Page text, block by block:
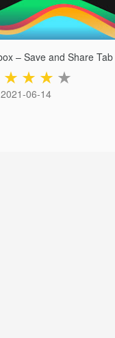
★ ★ ★ ★
2021-06-14